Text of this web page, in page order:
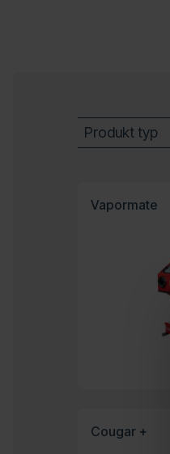
Produkt typ
Manuella
Vapormate
Cougar +